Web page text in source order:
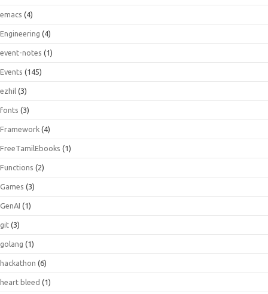
emacs (4)
Engineering (4)
event-notes (1)
Events (145)
ezhil (3)
fonts (3)
Framework (4)
FreeTamilEbooks (1)
Functions (2)
Games (3)
GenAI (1)
git (3)
golang (1)
hackathon (6)
heart bleed (1)